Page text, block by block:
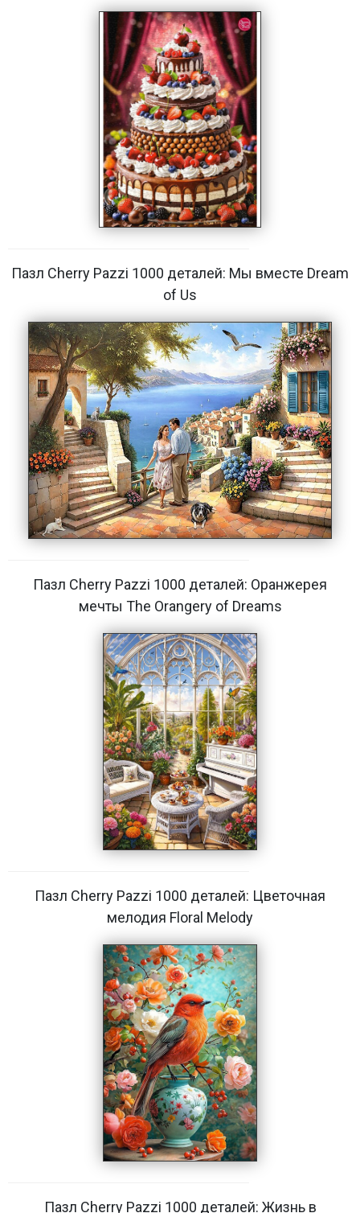
Пазл Cherry Pazzi 1000 деталей: Мы вместе Dream
of Us
Пазл Cherry Pazzi 1000 деталей: Оранжерея
мечты The Orangery of Dreams
Пазл Cherry Pazzi 1000 деталей: Цветочная
мелодия Floral Melody
Пазл Cherry Pazzi 1000 деталей: Жизнь в